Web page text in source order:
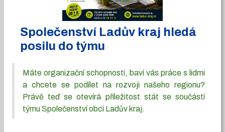
Společenství Ladův kraj hledá
posilu do týmu
Máte organizační schopnosti, baví vás práce s lidmi
a chcete se podílet na rozvoji našeho regionu?
Právě teď se otevírá příležitost stát se součástí
týmu Společenství obcí Ladův kraj.